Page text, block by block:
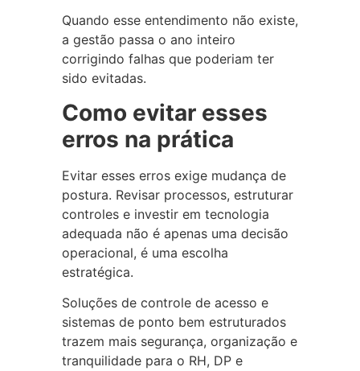
Quando esse entendimento não existe,
a gestão passa o ano inteiro
corrigindo falhas que poderiam ter
sido evitadas.
Como evitar esses
erros na prática
Evitar esses erros exige mudança de
postura. Revisar processos, estruturar
controles e investir em tecnologia
adequada não é apenas uma decisão
operacional, é uma escolha
estratégica.
Soluções de controle de acesso e
sistemas de ponto bem estruturados
trazem mais segurança, organização e
tranquilidade para o RH, DP e